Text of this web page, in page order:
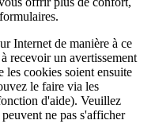
Internet de manière à ce
recevoir un avertissement
les cookies soient ensuite
le faire via les
d'aide). Veuillez
ne pas s'afficher